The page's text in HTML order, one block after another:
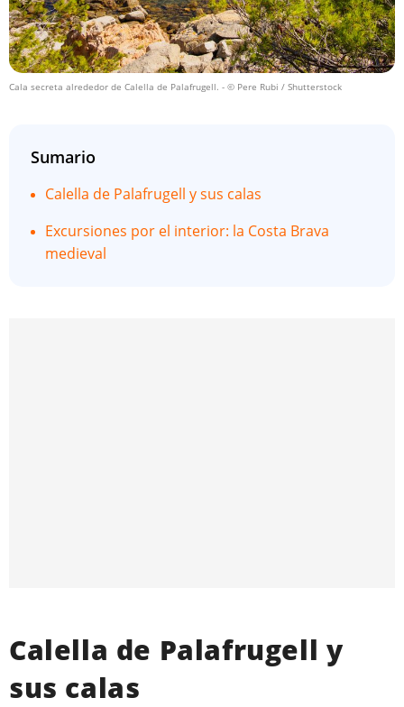
Cala secreta alrededor de Calella de Palafrugell. - © Pere Rubi / Shutterstock
Sumario
Calella de Palafrugell y sus calas
Excursiones por el interior: la Costa Brava
medieval
Calella de Palafrugell y
sus calas